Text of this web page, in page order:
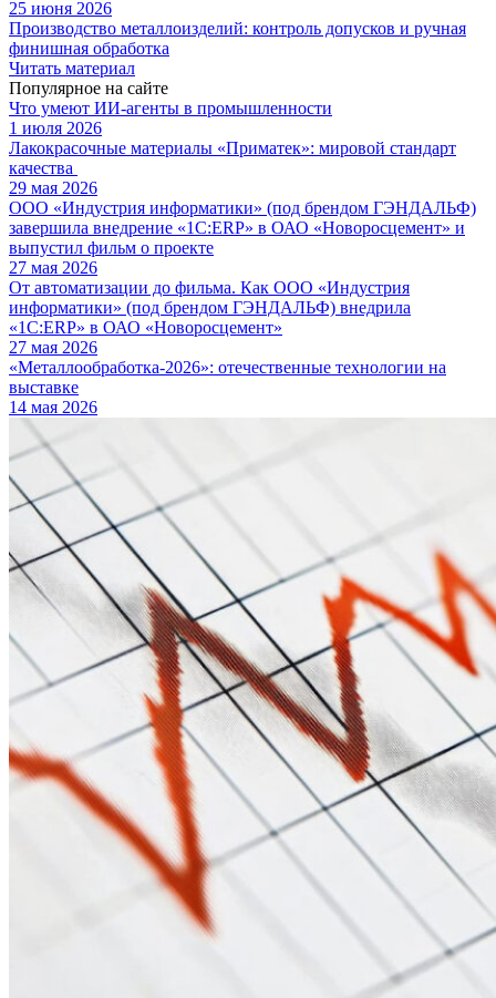
25 июня 2026
Производство металлоизделий: контроль допусков и ручная
финишная обработка
Читать материал
Популярное на сайте
Что умеют ИИ-агенты в промышленности
1 июля 2026
Лакокрасочные материалы «Приматек»: мировой стандарт
качества
29 мая 2026
ООО «Индустрия информатики» (под брендом ГЭНДАЛЬФ)
завершила внедрение «1С:ERP» в ОАО «Новоросцемент» и
выпустил фильм о проекте
27 мая 2026
От автоматизации до фильма. Как ООО «Индустрия
информатики» (под брендом ГЭНДАЛЬФ) внедрила
«1С:ERP» в ОАО «Новоросцемент»
27 мая 2026
«Металлообработка-2026»: отечественные технологии на
выставке
14 мая 2026